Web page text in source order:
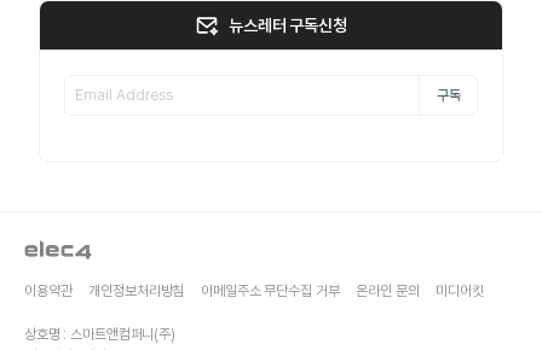
뉴스레터 구독신청
구독
이용약관 개인정보처리방침 이메일주소 무단수집 거부 온라인 문의 미디어킷
상호명 : 스마트앤컴퍼니(주)